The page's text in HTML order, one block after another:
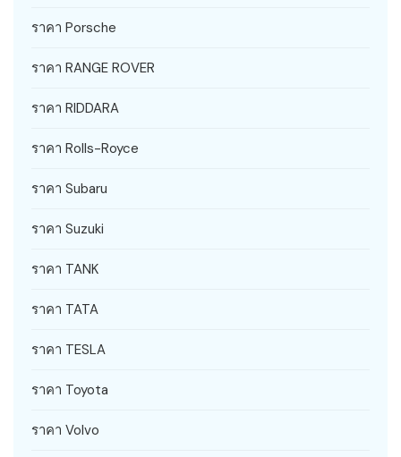
ราคา Porsche
ราคา RANGE ROVER
ราคา RIDDARA
ราคา Rolls-Royce
ราคา Subaru
ราคา Suzuki
ราคา TANK
ราคา TATA
ราคา TESLA
ราคา Toyota
ราคา Volvo